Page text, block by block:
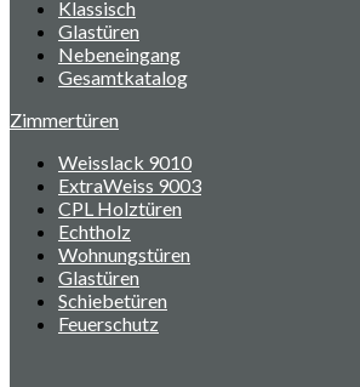
Klassisch
Glastüren
Nebeneingang
Gesamtkatalog
Zimmertüren
Weisslack 9010
ExtraWeiss 9003
CPL Holztüren
Echtholz
Wohnungstüren
Glastüren
Schiebetüren
Feuerschutz